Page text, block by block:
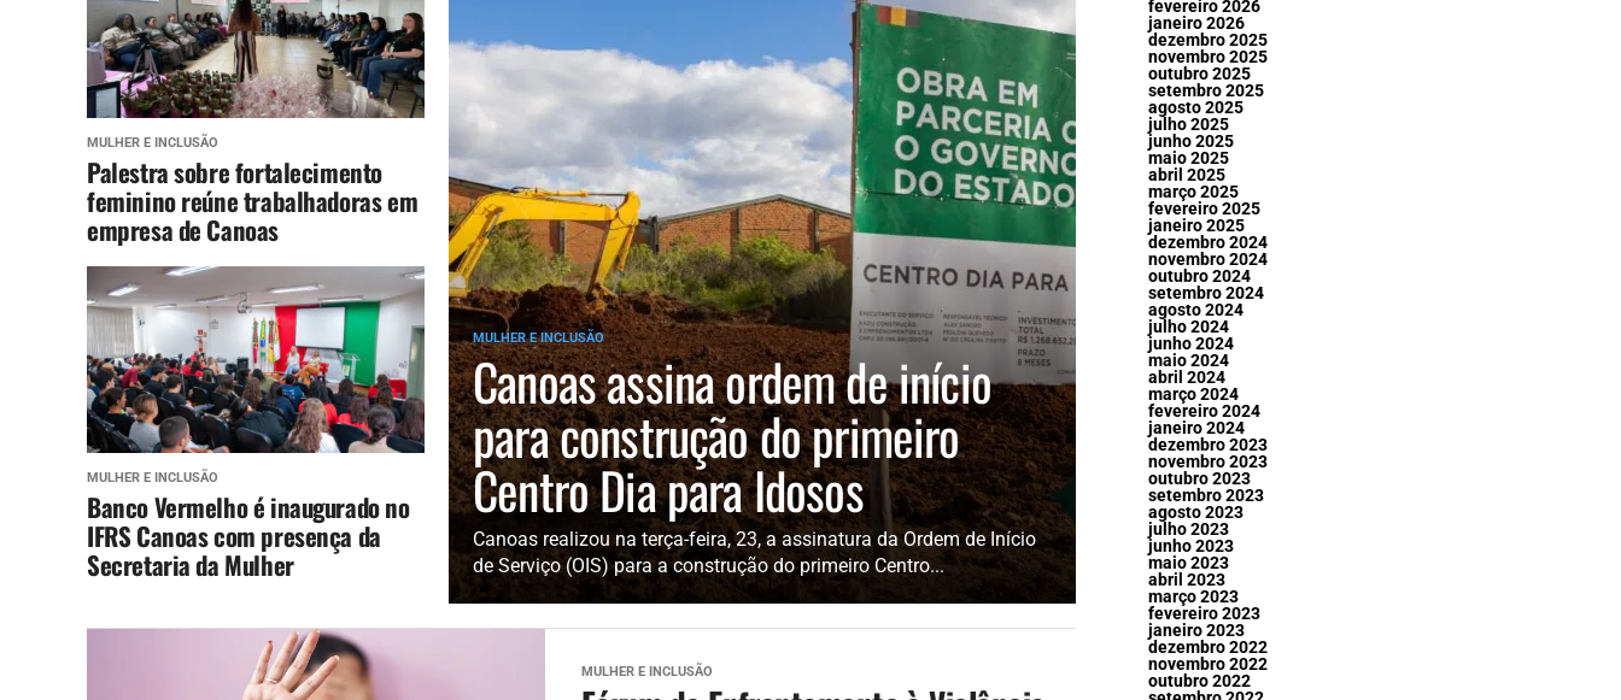
MULHER E INCLUSÃO
Canoas assina ordem de início
para construção do primeiro
Centro Dia para Idosos
Canoas realizou na terça-feira, 23, a assinatura da Ordem de Início
de Serviço (OIS) para a construção do primeiro Centro...
MULHER E INCLUSÃO
Palestra sobre fortalecimento
feminino reúne trabalhadoras em
empresa de Canoas
MULHER E INCLUSÃO
Banco Vermelho é inaugurado no
IFRS Canoas com presença da
Secretaria da Mulher
MULHER E INCLUSÃO
fevereiro 2026
janeiro 2026
dezembro 2025
novembro 2025
outubro 2025
setembro 2025
agosto 2025
julho 2025
junho 2025
maio 2025
abril 2025
março 2025
fevereiro 2025
janeiro 2025
dezembro 2024
novembro 2024
outubro 2024
setembro 2024
agosto 2024
julho 2024
junho 2024
maio 2024
abril 2024
março 2024
fevereiro 2024
janeiro 2024
dezembro 2023
novembro 2023
outubro 2023
setembro 2023
agosto 2023
julho 2023
junho 2023
maio 2023
abril 2023
março 2023
fevereiro 2023
janeiro 2023
dezembro 2022
novembro 2022
outubro 2022